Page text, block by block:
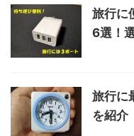
旅行に
6選！
旅行に
を紹介